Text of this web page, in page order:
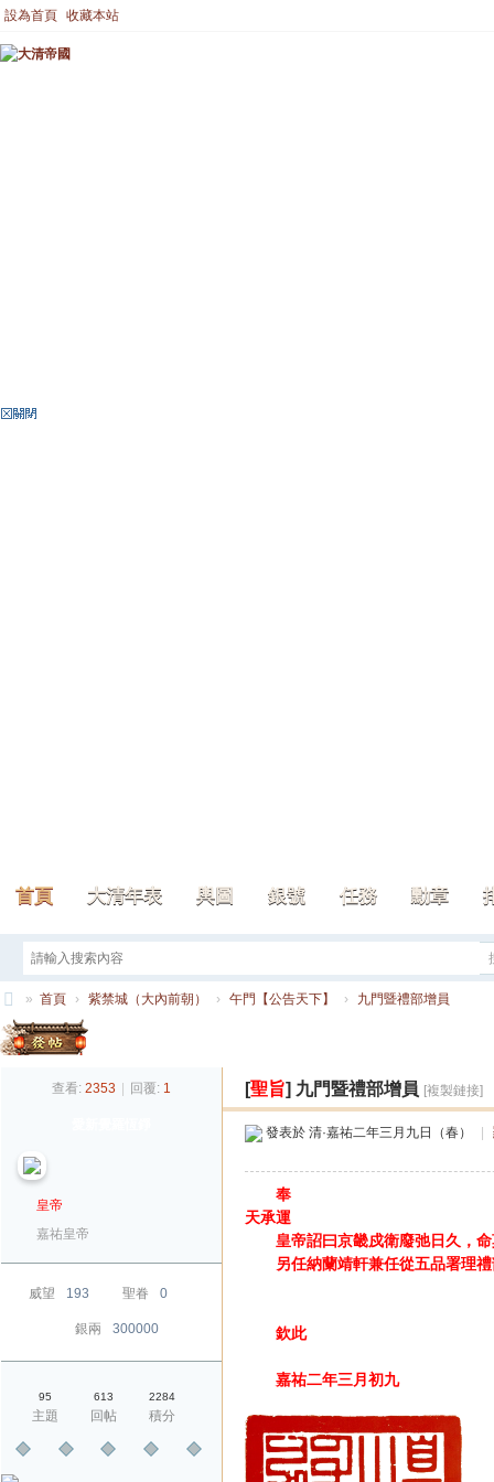
設為首頁 收藏本站
首頁 大清年表 輿圖 銀號 任務 勳章
大
» 首頁 › 紫禁城（大內前朝） › 午門【公告天下】 › 九門暨禮部增員
發帖
查看: 2353 回覆: 1 [聖旨] 九門暨禮部增員 [複製鏈接]
皇帝
嘉祐皇帝
威望 193 聖眷 0
銀兩 300000
95
主題
613
回帖
2284
積分
發表於 清·嘉祐二年三月九日（春）
奉
天承運
皇帝詔曰京畿戍衛廢弛日久，命
另任納蘭靖軒兼任從五品署理禮
欽此
嘉祐二年三月初九